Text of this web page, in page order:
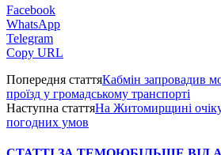
Facebook
WhatsApp
Telegram
Copy URL
Попередня статтяКабмін запровадив
проїзд у громадському транспорті
Наступна статтяНа Житомирщині
погодних умов